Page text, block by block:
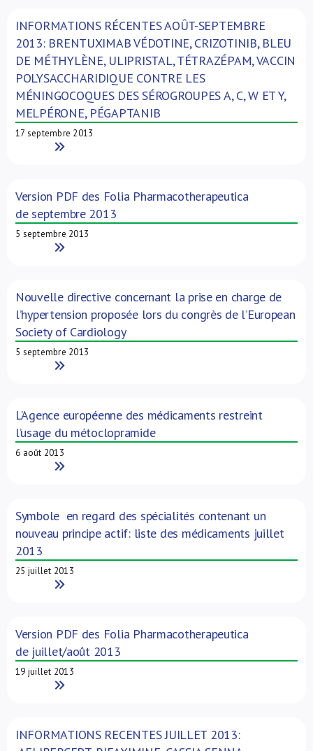
INFORMATIONS RÉCENTES AOÛT-SEPTEMBRE
2013: BRENTUXIMAB VÉDOTINE, CRIZOTINIB, BLEU
DE MÉTHYLÈNE, ULIPRISTAL, TÉTRAZÉPAM, VACCIN
POLYSACCHARIDIQUE CONTRE LES
MÉNINGOCOQUES DES SÉROGROUPES A, C, W ET Y,
MELPÉRONE, PÉGAPTANIB
17 septembre 2013
Read More
Version PDF des Folia Pharmacotherapeutica
de septembre 2013
5 septembre 2013
Read More
Nouvelle directive concernant la prise en charge de
l’hypertension proposée lors du congrès de l’European
Society of Cardiology
5 septembre 2013
Read More
L’Agence européenne des médicaments restreint
l’usage du métoclopramide
6 août 2013
Read More
Symbole en regard des spécialités contenant un
nouveau principe actif: liste des médicaments juillet
2013
25 juillet 2013
Read More
Version PDF des Folia Pharmacotherapeutica
de juillet/août 2013
19 juillet 2013
Read More
INFORMATIONS RECENTES JUILLET 2013: